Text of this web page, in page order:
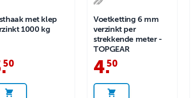
met klep
1000 kg
.
50
Voetketting 6 mm
verzinkt per
strekkende meter -
TOPGEAR
4.
50